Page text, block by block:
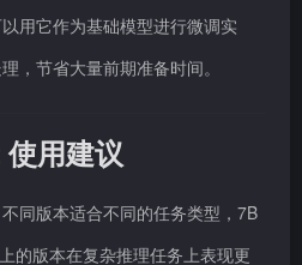
用它作为基础模型进行微调实
，节省大量前期准备时间。
用建议
同版本适合不同的任务类型，7B
的版本在复杂推理任务上表现更